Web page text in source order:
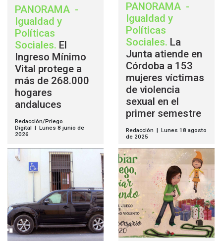
PANORAMA -
Igualdad y
Políticas
Sociales. El
Ingreso Mínimo
Vital protege a
más de 268.000
hogares
andaluces
Redacción/Priego
Digital | Lunes 8 junio de
2026
PANORAMA -
Igualdad y
Políticas
Sociales. La
Junta atiende en
Córdoba a 153
mujeres víctimas
de violencia
sexual en el
primer semestre
Redacción | Lunes 18 agosto
de 2025